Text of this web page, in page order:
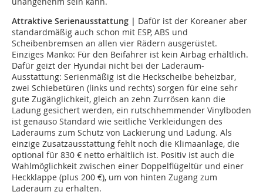
Attraktive Serienausstattung | Dafür ist der Koreaner aber
standardmäßig auch schon mit ESP, ABS und
Scheibenbremsen an allen vier Rädern ausgerüstet.
Einziges Manko: Für den Beifahrer ist kein Airbag erhältlich.
Dafür geizt der Hyundai nicht bei der Laderaum-
Ausstattung: Serienmäßig ist die Heckscheibe beheizbar,
zwei Schiebetüren (links und rechts) sorgen für eine sehr
gute Zugänglichkeit, gleich an zehn Zurrösen kann die
Ladung gesichert werden, ein rutschhemmender Vinylboden
ist genauso Standard wie seitliche Verkleidungen des
Laderaums zum Schutz von Lackierung und Ladung. Als
einzige Zusatzausstattung fehlt noch die Klimaanlage, die
optional für 830 € netto erhältlich ist. Positiv ist auch die
Wahlmöglichkeit zwischen einer Doppelflügeltür und einer
Heckklappe (plus 200 €), um von hinten Zugang zum
Laderaum zu erhalten.